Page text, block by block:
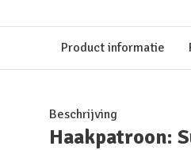
Product informatie
Beschrijving
Haakpatroon: